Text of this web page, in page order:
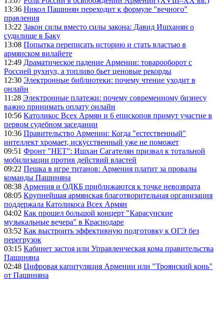
13:36 Никол Пашинян переходит к формуле "вечного"
правления
13:22 Закон силы вместо силы закона: Давид Ишханян о
судилище в Баку
13:08 Попытка переписать историю и стать властью в
армянском вилайете
12:49 Драматическое падение Армении: товарооборот с
Россией рухнул, а топливо бьет ценовые рекорды
12:30 Электронные библиотеки: почему чтение уходит в
онлайн
11:28 Электронные платежи: почему современному бизнесу
важно принимать оплату онлайн
10:56 Католикос Всех Армян и 6 епископов примут участие в
первом судебном заседании
10:36 Правительство Армении: Когда "естественный"
интеллект хромает, искусственный уже не поможет
09:51 Фронт "НЕТ": Ишхан Сагателян призвал к тотальной
мобилизации против действий властей
09:22 Пешка в игре титанов: Армения платит за провалы
команды Пашиняна
08:38 Армения и ОДКБ приближаются к точке невозврата
08:05 Крупнейшая армянская благотворительная организация
поддержала Католикоса Всех Армян
04:02 Как прошел большой концерт "Карасунские
музыкальные вечера" в Краснодаре
03:52 Как выстроить эффективную подготовку к ОГЭ без
перегрузок
03:15 Кабинет застоя или Управленческая кома правительства
Пашиняна
02:48 Цифровая капитуляция Армении или "Троянский конь"
от Пашиняна